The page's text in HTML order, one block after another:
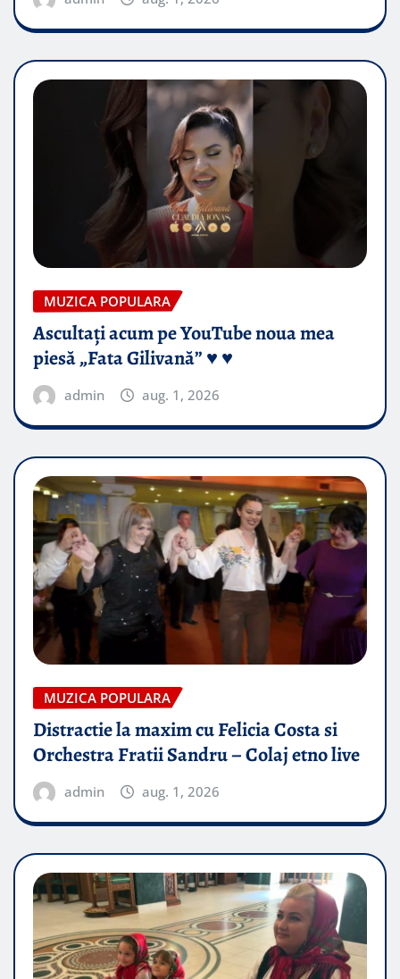
MUZICA POPULARA
Ascultați acum pe YouTube noua mea
piesă „Fata Gilivană” ♥️ ♥️
admin aug. 1, 2026
MUZICA POPULARA
Distractie la maxim cu Felicia Costa si
Orchestra Fratii Sandru – Colaj etno live
admin aug. 1, 2026